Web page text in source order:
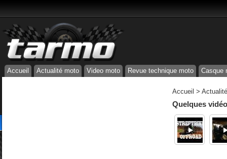
Accueil Actualité moto Video moto Revue technique moto Casque
Accueil >
Quelques